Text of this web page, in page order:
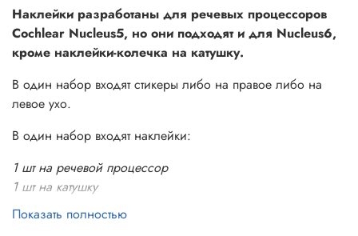
Наклейки разработаны для речевых процессоров
Cochlear Nucleus5, но они подходят и для Nucleus6,
кроме наклейки-колечка на катушку.
В один набор входят стикеры либо на правое либо на
левое ухо.
В один набор входят наклейки:
1 шт на речевой процессор
1 шт на катушку
1 на длинный блок питания
1 на короткий блок питания
Показать полностью